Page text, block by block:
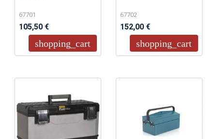
67701
105,50 €
shopping_cart
67702
152,00 €
shopping_cart